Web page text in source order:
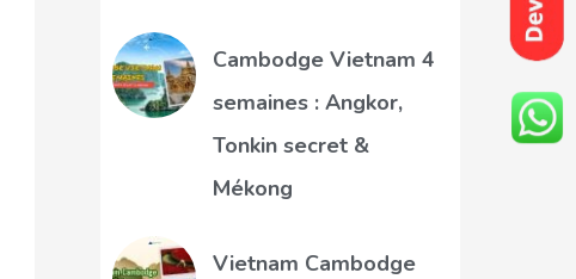
Cambodge Vietnam 4
semaines : Angkor,
Tonkin secret &
Mékong
Vietnam Cambodge